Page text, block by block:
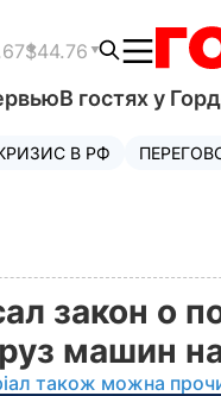
$44.76
В гостях у
В РФ
закон о
машин
також можна